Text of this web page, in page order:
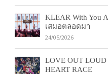
KLEAR With You
เสมอตลอดมา
24/05/2026
LOVE OUT LOUD
HEART RACE